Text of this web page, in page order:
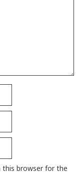
this browser for the